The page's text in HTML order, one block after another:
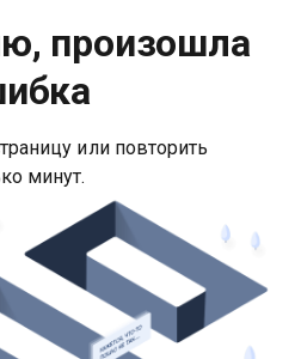
произошла
или повторить
минут.